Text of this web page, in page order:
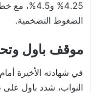
4.25%
الضغوط التضخمية.
موقف باول
في شهادته الأخيرة
النواب، شدد باول